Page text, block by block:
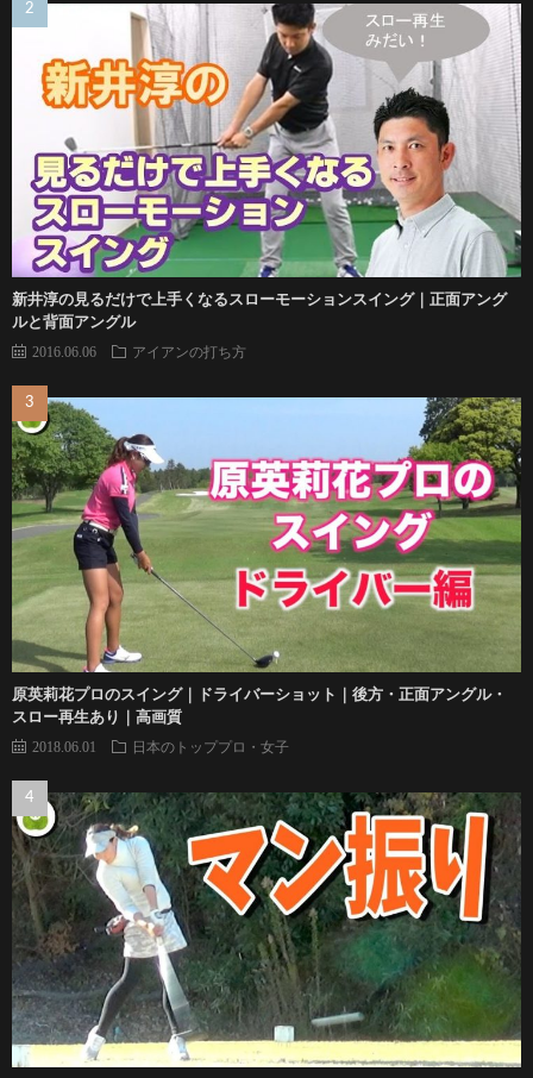
新井淳の見るだけで上手くなるスローモーションスイング｜正面アング
ルと背面アングル
2016.06.06 アイアンの打ち方
原英莉花プロのスイング｜ドライバーショット｜後方・正面アングル・
スロー再生あり｜高画質
2018.06.01 日本のトッププロ・女子